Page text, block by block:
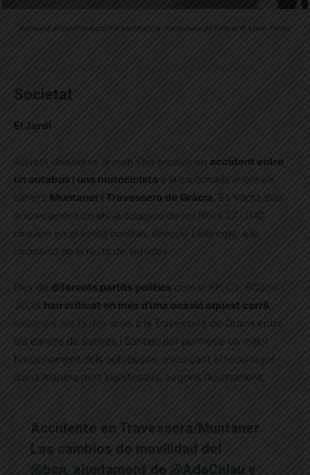
Accident al carril bus contra sentit de la Travessera de Gràcia © Marc Tarrés
Societat
El Jardí
Aquest divendres al matí s’ha produït un accident entre
un autobús i una motocicleta a la cantonada entre els
carrers Muntaner i Travessera de Gràcia. Es tracta d’un
encreuament on els autobusos de les línies 27 i D40
circulen en el sentit contrari, direcció Llobregat, a la
circulació de la resta de vehicles.
Des de diferents partits polítics com el PP, Cs, BCanvi i
JxCat han criticat en més d’una ocasió aquest carril
implantat ara fa dos anys a la Travessera de Gràcia entre
els carrers de Balmes i Santaló per permetre un millor
funcionament dels autobusos, escurçant el recorregut
d’una manera molt significativa, segons l’Ajuntament.
Accidente en Travessera/Muntaner.
Los cambios de movilidad del
@bcn_ajuntament de @AdaColau y